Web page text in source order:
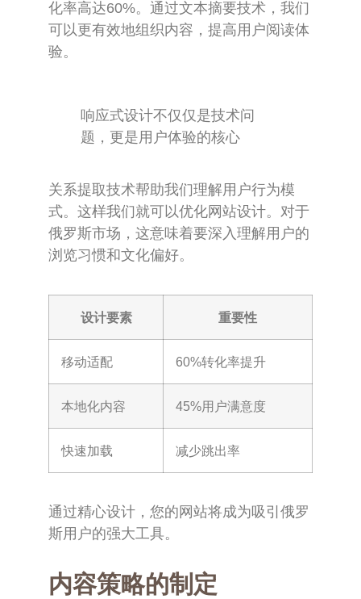
化率高达60%。通过文本摘要技术，我们
可以更有效地组织内容，提高用户阅读体
验。
响应式设计不仅仅是技术问
题，更是用户体验的核心
关系提取技术帮助我们理解用户行为模
式。这样我们就可以优化网站设计。对于
俄罗斯市场，这意味着要深入理解用户的
浏览习惯和文化偏好。
设计要素 重要性
移动适配 60%转化率提升
本地化内容 45%用户满意度
快速加载 减少跳出率
通过精心设计，您的网站将成为吸引俄罗
斯用户的强大工具。
内容策略的制定